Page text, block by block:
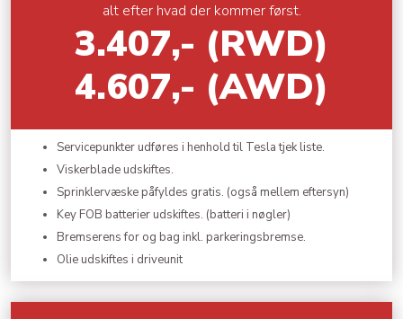
alt efter hvad der kommer først.
3.407,- (RWD)
4.607,- (AWD)​
Servicepunkter udføres i henhold til Tesla tjek liste.
Viskerblade udskiftes.
Sprinklervæske påfyldes gratis. (også mellem eftersyn)
Key FOB batterier udskiftes. (batteri i nøgler)
Bremserens for og bag inkl. parkeringsbremse.
Olie udskiftes i driveunit